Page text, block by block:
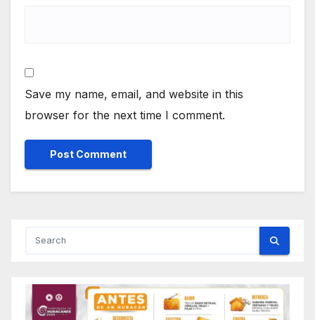
Save my name, email, and website in this
browser for the next time I comment.